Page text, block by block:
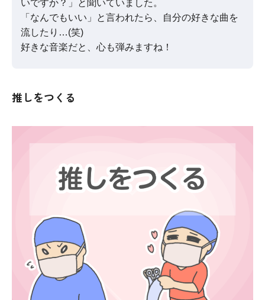
いですか？」と聞いていました。
「なんでもいい」と言われたら、自分の好きな曲を
流したり…(笑)
好きな音楽だと、心も弾みますね！
推しをつくる